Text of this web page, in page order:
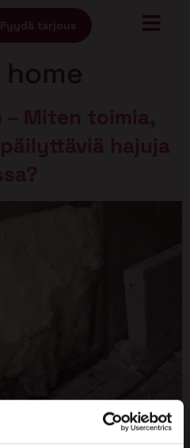
Pyydä tarjous